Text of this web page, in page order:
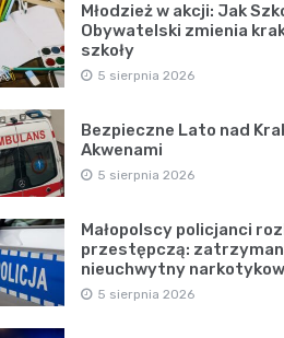
Młodzież w akcji: Jak
Obywatelski zmienia
szkoły
5 sierpnia 2026
Bezpieczne Lato nad
Akwenami
5 sierpnia 2026
Małopolscy policjanci
przestępczą:
nieuchwytny
5 sierpnia 2026